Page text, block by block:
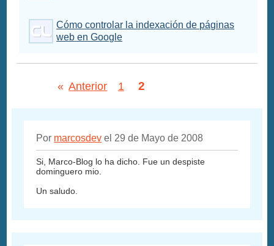
Cómo controlar la indexación de páginas
web en Google
« Anterior 1 2
Por marcosdev el 29 de Mayo de 2008
Si, Marco-Blog lo ha dicho. Fue un despiste
dominguero mio.
Un saludo.